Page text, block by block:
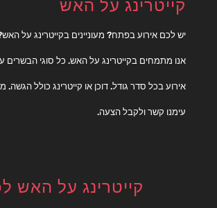
קייטרינג על האש
יש לכם אירוע בפתח? מעוניינים בקייטרינג על
אנו מתמחים בקייטרינג על האש. כל סוגי הבשרים
אירוע בכל סדר גודל. דוכן או קייטרינג כולל הגשה.
עימנו קשר ולקבל הצעה.
קייטרינג על האש